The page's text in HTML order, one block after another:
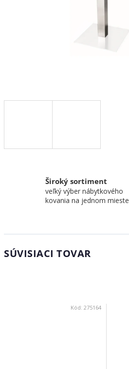
Široký sortiment
veľký výber nábytkového
kovania na jednom mieste
SÚVISIACI TOVAR
Kód: 275164